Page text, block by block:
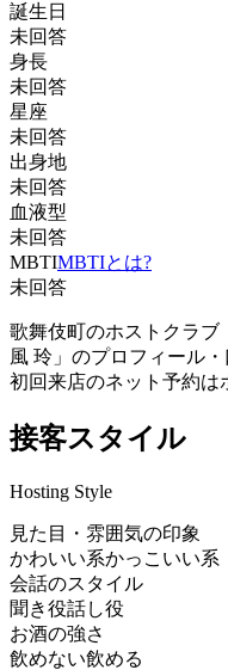
誕生日
未回答
身長
未回答
星座
未回答
出身地
未回答
血液型
未回答
MBTIMBTIとは?
未回答
歌舞伎町のホストクラブ
風 玲」のプロフィール
初回来店のネット予約は
接客スタイル
Hosting Style
見た目・雰囲気の印象
かわいい系かっこいい系
会話のスタイル
聞き役話し役
お酒の強さ
飲めない飲める